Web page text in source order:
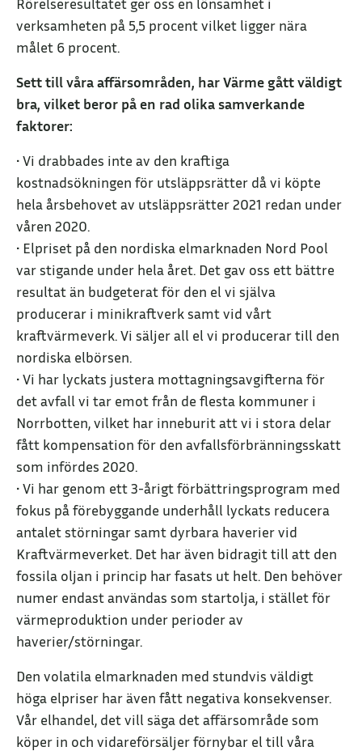
verksamheten på 5,5 procent vilket ligger nära
målet 6 procent.
Sett till våra affärsområden, har Värme gått väldigt
bra, vilket beror på en rad olika samverkande
faktorer:
• Vi drabbades inte av den kraftiga
kostnadsökningen för utsläppsrätter då vi köpte
hela årsbehovet av utsläppsrätter 2021 redan under
våren 2020.
• Elpriset på den nordiska elmarknaden Nord Pool
var stigande under hela året. Det gav oss ett bättre
resultat än budgeterat för den el vi själva
producerar i minikraftverk samt vid vårt
kraftvärmeverk. Vi säljer all el vi producerar till den
nordiska elbörsen.
• Vi har lyckats justera mottagningsavgifterna för
det avfall vi tar emot från de flesta kommuner i
Norrbotten, vilket har inneburit att vi i stora delar
fått kompensation för den avfallsförbränningsskatt
som infördes 2020.
• Vi har genom ett 3-årigt förbättringsprogram med
fokus på förebyggande underhåll lyckats reducera
antalet störningar samt dyrbara haverier vid
Kraftvärmeverket. Det har även bidragit till att den
fossila oljan i princip har fasats ut helt. Den behöver
numer endast användas som startolja, i stället för
värmeproduktion under perioder av
haverier/störningar.
Den volatila elmarknaden med stundvis väldigt
höga elpriser har även fått negativa konsekvenser.
Vår elhandel, det vill säga det affärsområde som
köper in och vidareförsäljer förnybar el till våra